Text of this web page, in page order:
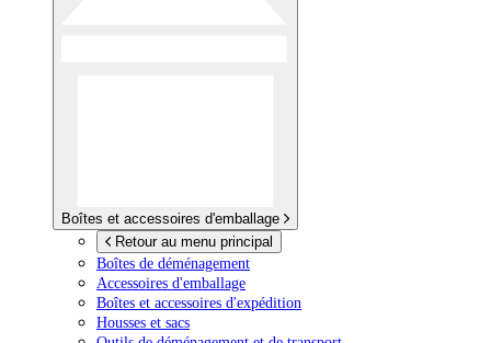
Boîtes et accessoires d'emballage
Retour au menu principal
Boîtes de déménagement
Accessoires d'emballage
Boîtes et accessoires d'expédition
Housses et sacs